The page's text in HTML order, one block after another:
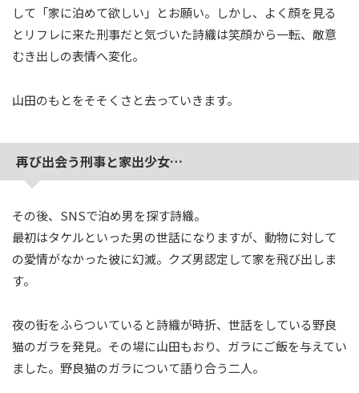
して「家に泊めて欲しい」とお願い。しかし、よく顔を見る
とリフレに来た刑事だと気づいた詩織は笑顔から一転、敵意
むき出しの表情へ変化。
山田のもとをそそくさと去っていきます。
再び出会う刑事と家出少女…
その後、SNSで泊め男を探す詩織。
最初はタケルといった男の世話になりますが、動物に対して
の愛情がなかった彼に幻滅。クズ男認定して家を飛び出しま
す。
夜の街をふらついていると詩織が時折、世話をしている野良
猫のガラを発見。その場に山田もおり、ガラにご飯を与えてい
ました。野良猫のガラについて語り合う二人。